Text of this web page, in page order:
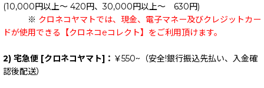
(10,000円以上～ 420円、30,000円以上～ 630円)
※ クロネコヤマトでは、現金、電子マネー及びクレジットカー
ドが使用できる【クロネコeコレクト】をご利用頂けます。
2) 宅急便 [クロネコヤマト]： ￥550~（安全!銀行振込先払い、入金確
認後配送）